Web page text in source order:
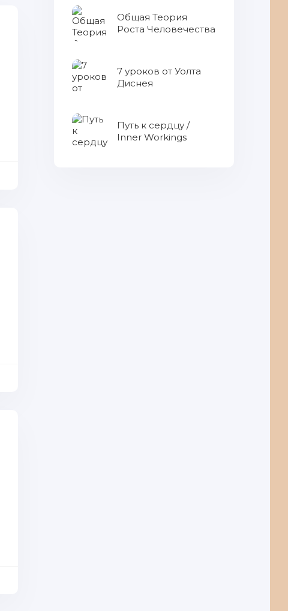
Общая Теория
Роста Человечества
7 уроков от Уолта
Диснея
Путь к сердцу /
Inner Workings